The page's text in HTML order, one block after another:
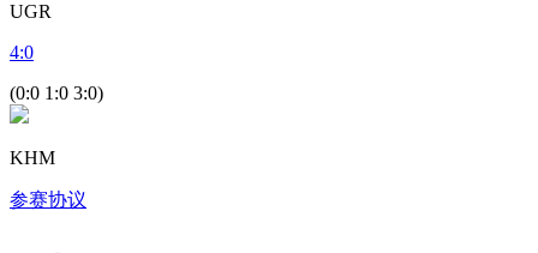
UGR
4:0
(0:0 1:0 3:0)
KHM
参赛协议